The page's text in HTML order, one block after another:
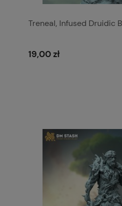
Treneal, Infused Druidic
19,00 zł